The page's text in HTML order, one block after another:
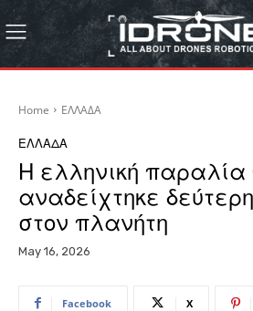
Home ΕΛΛΑΔΑ
ΕΛΛΑΔΑ
Η ελληνική παραλία
αναδείχτηκε
στον πλανήτη
May 16, 2026
Facebook X